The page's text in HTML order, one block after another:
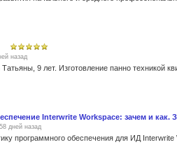
назад
9 лет. Изготовление панно техникой
Interwrite Workspace: зачем и как.
дней назад
программного обеспечения для ИД